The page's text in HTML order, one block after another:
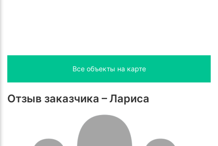
Все объекты на карте
Отзыв заказчика – Лариса